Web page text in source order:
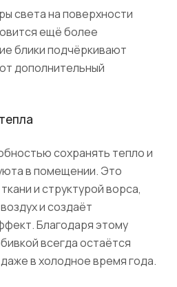
света на поверхности
ещё более
блики подчёркивают
дополнительный
сохранять тепло и
в помещении. Это
и структурой ворса,
и создаёт
Благодаря этому
всегда остаётся
в холодное время года.